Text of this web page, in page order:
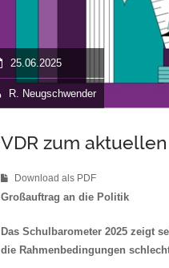
25.06.2025
R. Neugschwender
VDR zum
Download als PDF
Großauftrag an die Politik
Das Schulbarometer 2025 zeigt
die Rahmenbedingungen